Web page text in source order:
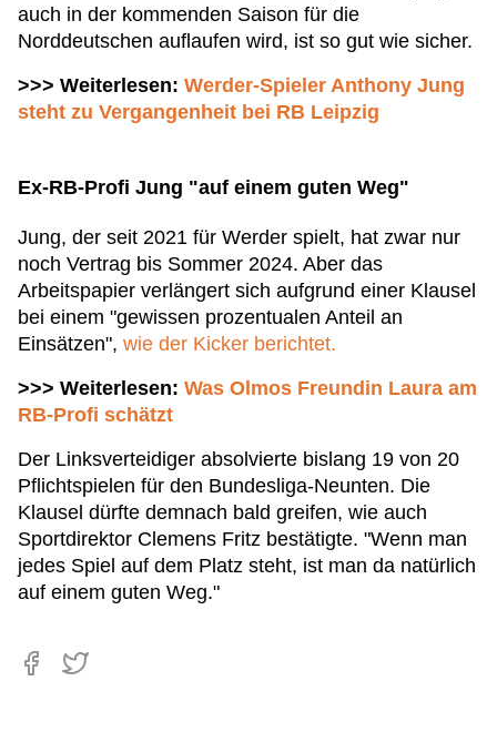
auch in der kommenden Saison für die
Norddeutschen auflaufen wird, ist so gut wie sicher.
>>> Weiterlesen: Werder-Spieler Anthony Jung
steht zu Vergangenheit bei RB Leipzig
Ex-RB-Profi Jung "auf einem guten Weg"
Jung, der seit 2021 für Werder spielt, hat zwar nur
noch Vertrag bis Sommer 2024. Aber das
Arbeitspapier verlängert sich aufgrund einer Klausel
bei einem "gewissen prozentualen Anteil an
Einsätzen", wie der Kicker berichtet.
>>> Weiterlesen: Was Olmos Freundin Laura am
RB-Profi schätzt
Der Linksverteidiger absolvierte bislang 19 von 20
Pflichtspielen für den Bundesliga-Neunten. Die
Klausel dürfte demnach bald greifen, wie auch
Sportdirektor Clemens Fritz bestätigte. "Wenn man
jedes Spiel auf dem Platz steht, ist man da natürlich
auf einem guten Weg."